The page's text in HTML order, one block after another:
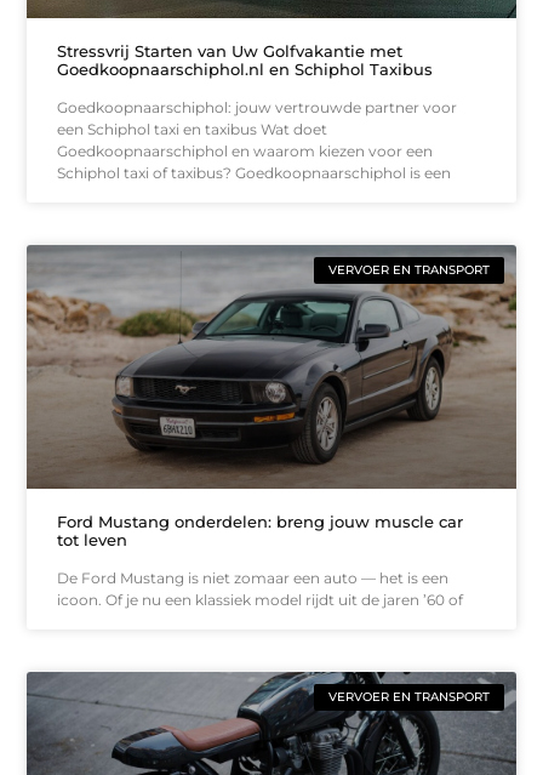
Stressvrij Starten van Uw Golfvakantie met
Goedkoopnaarschiphol.nl en Schiphol Taxibus
Goedkoopnaarschiphol: jouw vertrouwde partner voor
een Schiphol taxi en taxibus Wat doet
Goedkoopnaarschiphol en waarom kiezen voor een
Schiphol taxi of taxibus? Goedkoopnaarschiphol is een
VERVOER EN TRANSPORT
Ford Mustang onderdelen: breng jouw muscle car
tot leven
De Ford Mustang is niet zomaar een auto — het is een
icoon. Of je nu een klassiek model rijdt uit de jaren ’60 of
VERVOER EN TRANSPORT